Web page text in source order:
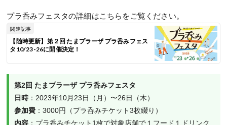
プラ呑みフェスタの詳細はこちらをご覧ください。
関連記事
【随時更新】第２回 たまプラーザ プラ呑みフェス
タ10/23-26に開催決定！
第2回 たまプラーザ プラ呑みフェスタ
日時
参加費
内容 ：プラ呑みチケット1枚で対象店舗で１フード１ドリンク